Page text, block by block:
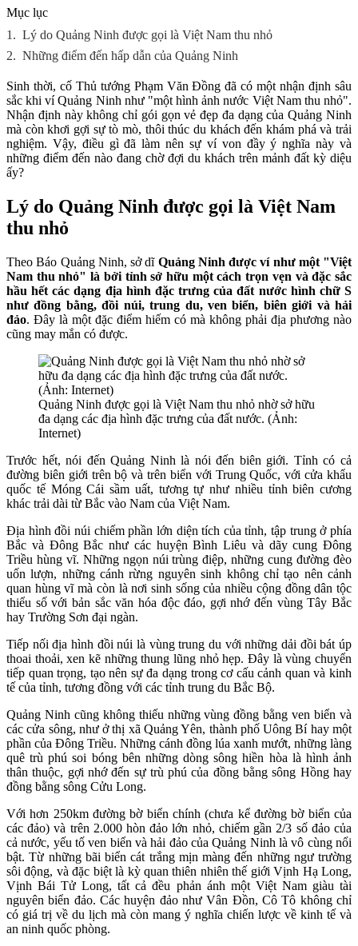
Mục lục
1. Lý do Quảng Ninh được gọi là Việt Nam thu nhỏ
2. Những điểm đến hấp dẫn của Quảng Ninh
Sinh thời, cố Thủ tướng Phạm Văn Đồng đã có một nhận định sâu
sắc khi ví Quảng Ninh như "một hình ảnh nước Việt Nam thu nhỏ".
Nhận định này không chỉ gói gọn vẻ đẹp đa dạng của Quảng Ninh
mà còn khơi gợi sự tò mò, thôi thúc du khách đến khám phá và trải
nghiệm. Vậy, điều gì đã làm nên sự ví von đầy ý nghĩa này và
những điểm đến nào đang chờ đợi du khách trên mảnh đất kỳ diệu
ấy?
Lý do Quảng Ninh được gọi là Việt Nam
thu nhỏ
Theo Báo Quảng Ninh, sở dĩ Quảng Ninh được ví như một "Việt
Nam thu nhỏ" là bởi tỉnh sở hữu một cách trọn vẹn và đặc sắc
hầu hết các dạng địa hình đặc trưng của đất nước hình chữ S
như đồng bằng, đồi núi, trung du, ven biển, biên giới và hải
đảo. Đây là một đặc điểm hiếm có mà không phải địa phương nào
cũng may mắn có được.
Quảng Ninh được gọi là Việt Nam thu nhỏ nhờ sở hữu
đa dạng các địa hình đặc trưng của đất nước. (Ảnh:
Internet)
Trước hết, nói đến Quảng Ninh là nói đến biên giới. Tỉnh có cả
đường biên giới trên bộ và trên biển với Trung Quốc, với cửa khẩu
quốc tế Móng Cái sầm uất, tương tự như nhiều tỉnh biên cương
khác trải dài từ Bắc vào Nam của Việt Nam.
Địa hình đồi núi chiếm phần lớn diện tích của tỉnh, tập trung ở phía
Bắc và Đông Bắc như các huyện Bình Liêu và dãy cung Đông
Triều hùng vĩ. Những ngọn núi trùng điệp, những cung đường đèo
uốn lượn, những cánh rừng nguyên sinh không chỉ tạo nên cảnh
quan hùng vĩ mà còn là nơi sinh sống của nhiều cộng đồng dân tộc
thiểu số với bản sắc văn hóa độc đáo, gợi nhớ đến vùng Tây Bắc
hay Trường Sơn đại ngàn.
Tiếp nối địa hình đồi núi là vùng trung du với những dải đồi bát úp
thoai thoải, xen kẽ những thung lũng nhỏ hẹp. Đây là vùng chuyển
tiếp quan trọng, tạo nên sự đa dạng trong cơ cấu cảnh quan và kinh
tế của tỉnh, tương đồng với các tỉnh trung du Bắc Bộ.
Quảng Ninh cũng không thiếu những vùng đồng bằng ven biển và
các cửa sông, như ở thị xã Quảng Yên, thành phố Uông Bí hay một
phần của Đông Triều. Những cánh đồng lúa xanh mướt, những làng
quê trù phú soi bóng bên những dòng sông hiền hòa là hình ảnh
thân thuộc, gợi nhớ đến sự trù phú của đồng bằng sông Hồng hay
đồng bằng sông Cửu Long.
Với hơn 250km đường bờ biển chính (chưa kể đường bờ biển của
các đảo) và trên 2.000 hòn đảo lớn nhỏ, chiếm gần 2/3 số đảo của
cả nước, yếu tố ven biển và hải đảo của Quảng Ninh là vô cùng nổi
bật. Từ những bãi biển cát trắng mịn màng đến những ngư trường
sôi động, và đặc biệt là kỳ quan thiên nhiên thế giới Vịnh Hạ Long,
Vịnh Bái Tử Long, tất cả đều phản ánh một Việt Nam giàu tài
nguyên biển đảo. Các huyện đảo như Vân Đồn, Cô Tô không chỉ
có giá trị về du lịch mà còn mang ý nghĩa chiến lược về kinh tế và
an ninh quốc phòng.